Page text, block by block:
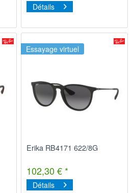
Détails
Essayage virtuel
Erika RB4171 622/8G
102,30 € *
Détails